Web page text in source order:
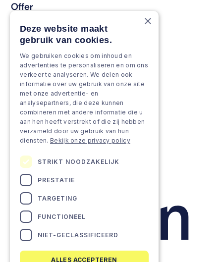
Offer
Keep & renew
Strengthen & broaden
Grow & Innovate
Approach
Projects
Team as a service
×
Deze website maakt
gebruik van cookies.
We gebruiken cookies om inhoud en
advertenties te personaliseren en om ons
verkeer te analyseren. We delen ook
informatie over uw gebruik van onze site
met onze advertentie- en
analysepartners, die deze kunnen
combineren met andere informatie die u
aan hen heeft verstrekt of die zij hebben
verzameld door uw gebruik van hun
diensten. Bekijk onze privacy policy
STRIKT NOODZAKELIJK
PRESTATIE
TARGETING
FUNCTIONEEL
NIET-GECLASSIFICEERD
ALLES ACCEPTEREN